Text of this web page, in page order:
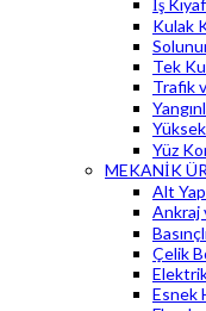
Kulak
Tek
Trafik
Yüz
MEKANİK
Alt
Ankraj
Çelik
Esnek